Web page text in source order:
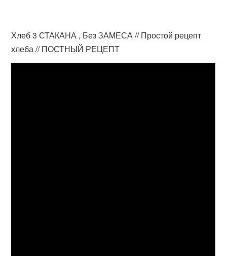
Хлеб 3 СТАКАНА , Без ЗАМЕСА // Простой рецепт
хлеба // ПОСТНЫЙ РЕЦЕПТ